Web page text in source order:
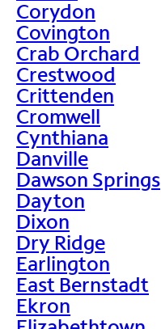
Corydon
Covington
Crab Orchard
Crestwood
Crittenden
Cromwell
Cynthiana
Danville
Dawson Springs
Dayton
Dixon
Dry Ridge
Earlington
East Bernstadt
Ekron